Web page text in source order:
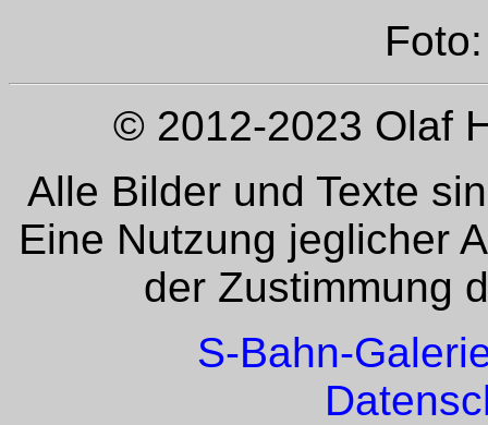
© 2012-2023 Olaf
Alle Bilder und Texte
Eine Nutzung jeglicher
der Zustimmung
S-Bahn-